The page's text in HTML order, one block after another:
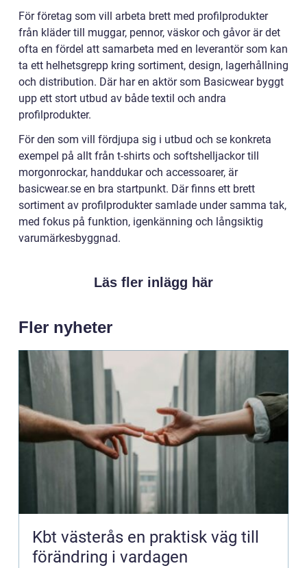
För företag som vill arbeta brett med profilprodukter
från kläder till muggar, pennor, väskor och gåvor är det
ofta en fördel att samarbeta med en leverantör som kan
ta ett helhetsgrepp kring sortiment, design, lagerhållning
och distribution. Där har en aktör som Basicwear byggt
upp ett stort utbud av både textil och andra
profilprodukter.
För den som vill fördjupa sig i utbud och se konkreta
exempel på allt från t-shirts och softshelljackor till
morgonrockar, handdukar och accessoarer, är
basicwear.se en bra startpunkt. Där finns ett brett
sortiment av profilprodukter samlade under samma tak,
med fokus på funktion, igenkänning och långsiktig
varumärkesbyggnad.
Läs fler inlägg här
Fler nyheter
Kbt västerås en praktisk väg till
förändring i vardagen